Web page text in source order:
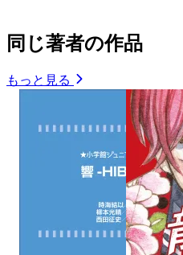
同じ著者の作品
もっと見る